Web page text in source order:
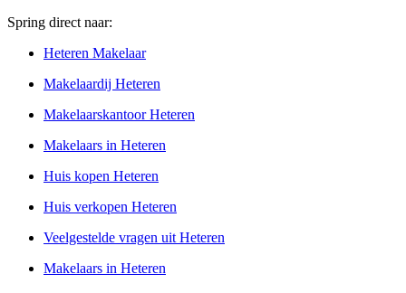
Spring direct naar:
Heteren Makelaar
Makelaardij Heteren
Makelaarskantoor Heteren
Makelaars in Heteren
Huis kopen Heteren
Huis verkopen Heteren
Veelgestelde vragen uit Heteren
Makelaars in Heteren